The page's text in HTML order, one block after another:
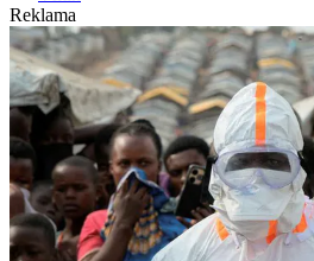
Reklama